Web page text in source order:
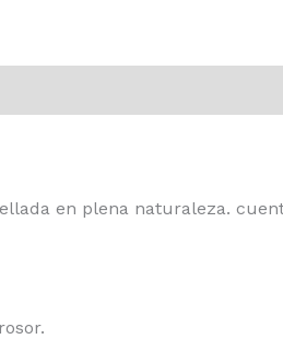
en plena naturaleza.